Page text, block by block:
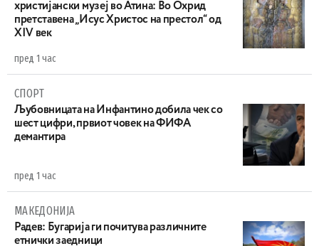
христијански музеј во Атина: Во Охрид
претставена „Исус Христос на престол“ од
XIV век
пред 1 час
СПОРТ
Љубовницата на Инфантино добила чек со
шест цифри, првиот човек на ФИФА
демантира
пред 1 час
МАКЕДОНИЈА
Радев: Бугарија ги почитува различните
етнички заедници